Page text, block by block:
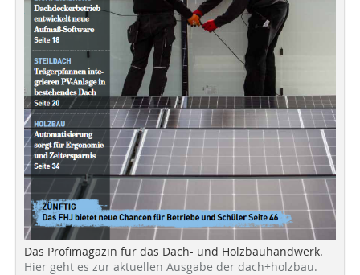
Das Profimagazin für das Dach- und Holzbauhandwerk.
Hier geht es zur aktuellen Ausgabe der dach+holzbau.